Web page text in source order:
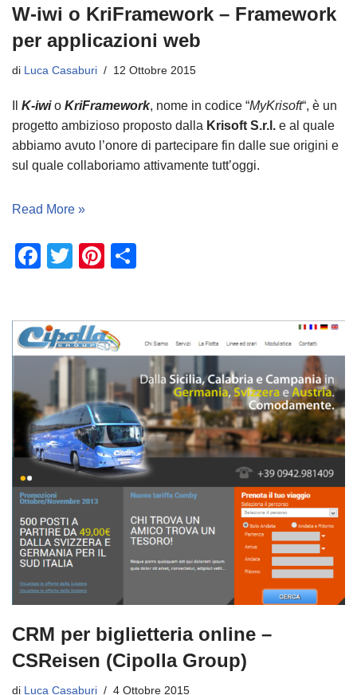
W-iwi o KriFramework – Framework
per applicazioni web
di Luca Casaburi 12 Ottobre 2015
K-iwio KriFramework, nome in codice “MyKrisoft“, è un
progetto ambizioso proposto dalla Krisoft S.r.l. e al quale
abbiamo avuto l’onore di partecipare fin dalle sue origini e
sul quale collaboriamo attivamente tutt’oggi.
Read More »
F
e
b
o
o
k
T
er
Pi
e
st vi
di
CRM per biglietteria online –
CSReisen (Cipolla Group)
di Luca Casaburi 4 Ottobre 2015